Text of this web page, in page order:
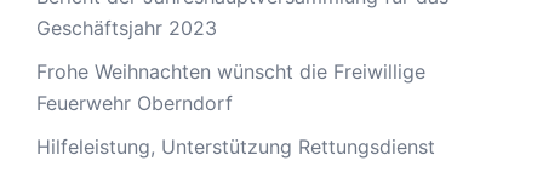
Geschäftsjahr 2023
Frohe Weihnachten wünscht die Freiwillige
Feuerwehr Oberndorf
Hilfeleistung, Unterstützung Rettungsdienst